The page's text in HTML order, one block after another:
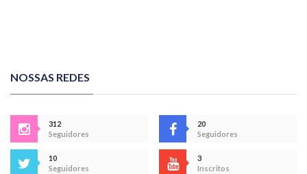
NOSSAS REDES
312
Seguidores
20
Seguidores
10
Seguidores
3
Inscritos